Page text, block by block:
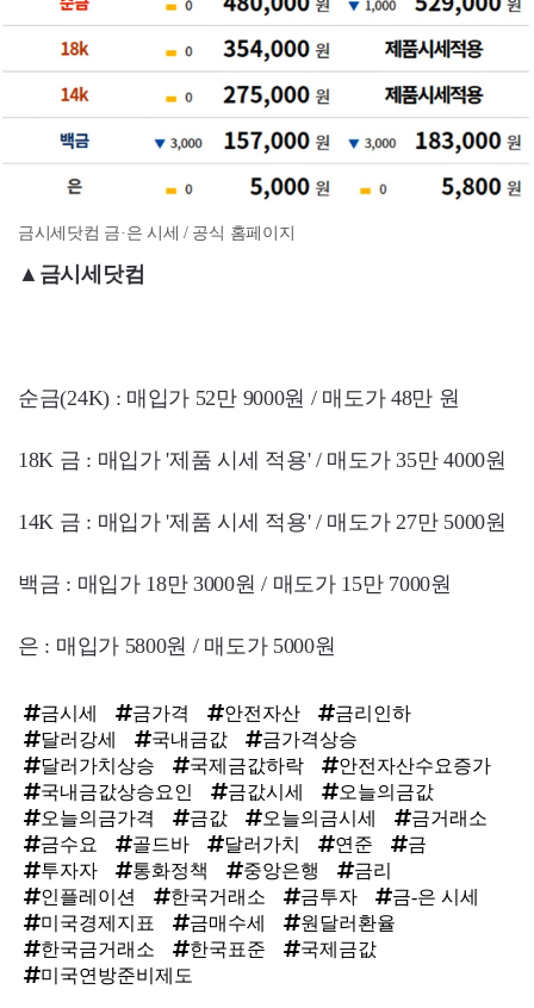
금시세닷컴 금·은 시세 / 공식 홈페이지
▲금시세닷컴
순금(24K) : 매입가 52만 9000원 / 매도가 48만 원
18K 금 : 매입가 '제품 시세 적용' / 매도가 35만 4000원
14K 금 : 매입가 '제품 시세 적용' / 매도가 27만 5000원
백금 : 매입가 18만 3000원 / 매도가 15만 7000원
은 : 매입가 5800원 / 매도가 5000원
금시세 금가격 안전자산
금리인하
달러강세
국내금값
금가격상승
달러가치상승
국제금값하락
안전자산수요증가
국내금값상승요인
금값시세
오늘의금값
오늘의금가격
금값 오늘의금시세
금거래소
금수요
골드바 달러가치 연준
금
투자자
통화정책 중앙은행
금리
인플레이션
한국거래소 금투자
금-은 시세
미국경제지표
금매수세
원달러환율
한국금거래소
한국표준
국제금값
미국연방준비제도